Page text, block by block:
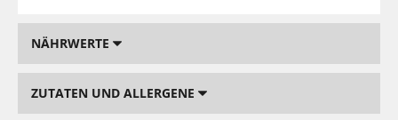
NÄHRWERTE
ZUTATEN UND ALLERGENE